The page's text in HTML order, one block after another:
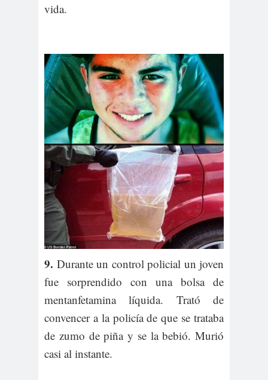
vida.
9. Durante un control policial un joven
fue sorprendido con una bolsa de
mentanfetamina líquida. Trató de
convencer a la policía de que se trataba
de zumo de piña y se la bebió. Murió
casi al instante.